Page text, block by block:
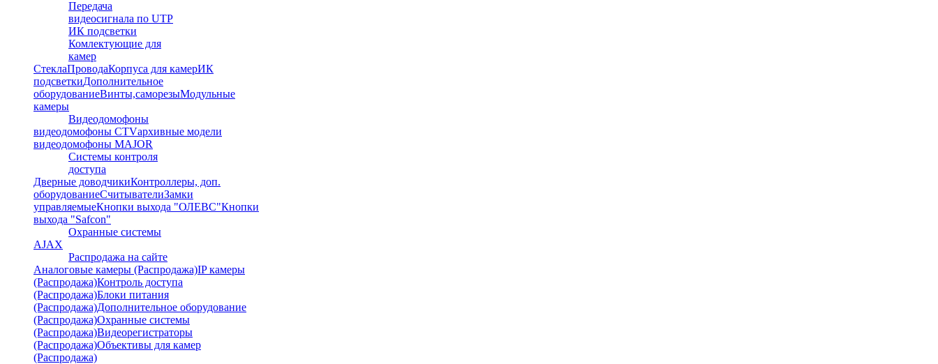
Передача
видеосигнала по UTP
ИК подсветки
Комлектующие для
камер
СтеклаПроводаКорпуса для камерИК
подсветкиДополнительное
оборудованиеВинты,саморезыМодульные
камеры
Видеодомофоны
видеодомофоны CTVархивные модели
видеодомофоны MAJOR
Системы контроля
доступа
Дверные доводчикиКонтроллеры, доп.
оборудованиеСчитывателиЗамки
управляемыеКнопки выхода "ОЛЕВС"Кнопки
выхода "Safcon"
Охранные системы
AJAX
Распродажа на сайте
Аналоговые камеры (Распродажа)IP камеры
(Распродажа)Контроль доступа
(Распродажа)Блоки питания
(Распродажа)Дополнительное оборудование
(Распродажа)Охранные системы
(Распродажа)Видеорегистраторы
(Распродажа)Объективы для камер
(Распродажа)